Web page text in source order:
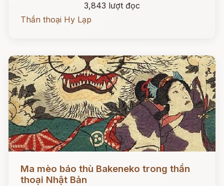
3,843 lượt đọc
Thần thoại Hy Lạp
Ma mèo báo thù Bakeneko trong thần
thoại Nhật Bản